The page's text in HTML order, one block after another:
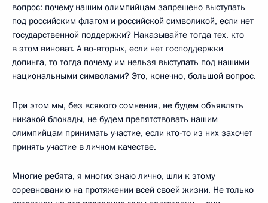
вопрос: почему нашим олимпийцам запрещено выступать
под российским флагом и российской символикой, если нет
государственной поддержки? Наказывайте тогда тех, кто
в этом виноват. А во-вторых, если нет господдержки
допинга, то тогда почему им нельзя выступать под нашими
национальными символами? Это, конечно, большой вопрос.
При этом мы, без всякого сомнения, не будем объявлять
никакой блокады, не будем препятствовать нашим
олимпийцам принимать участие, если кто-то из них захочет
принять участие в личном качестве.
Многие ребята, я многих знаю лично, шли к этому
соревнованию на протяжении всей своей жизни. Не только